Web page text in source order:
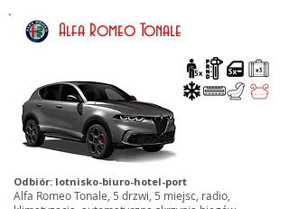
Alfa Romeo Tonale
Odbiór: lotnisko-biuro-hotel-port
Alfa Romeo Tonale, 5 drzwi, 5 miejsc, radio,